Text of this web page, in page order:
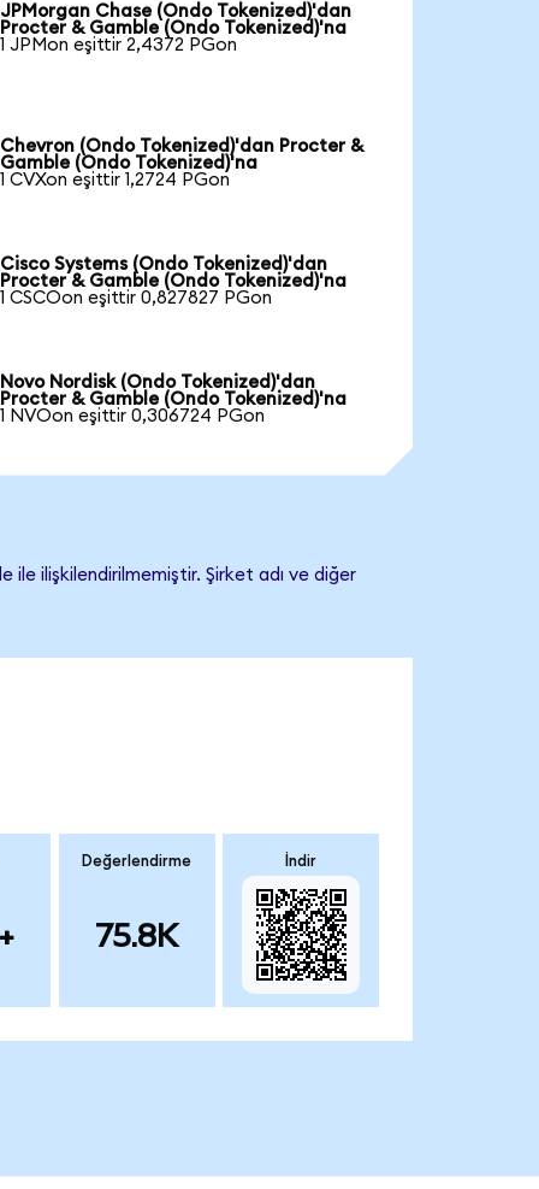
JPMorgan Chase (Ondo Tokenized)'dan
Procter & Gamble (Ondo Tokenized)'na
1 JPMon eşittir 2,4372 PGon
Chevron (Ondo Tokenized)'dan Procter &
Gamble (Ondo Tokenized)'na
1 CVXon eşittir 1,2724 PGon
Cisco Systems (Ondo Tokenized)'dan
Procter & Gamble (Ondo Tokenized)'na
1 CSCOon eşittir 0,827827 PGon
Novo Nordisk (Ondo Tokenized)'dan
Procter & Gamble (Ondo Tokenized)'na
1 NVOon eşittir 0,306724 PGon
ilişkilendirilmemiştir. Şirket adı ve diğer
Değerlendirme
75.8K
İndir